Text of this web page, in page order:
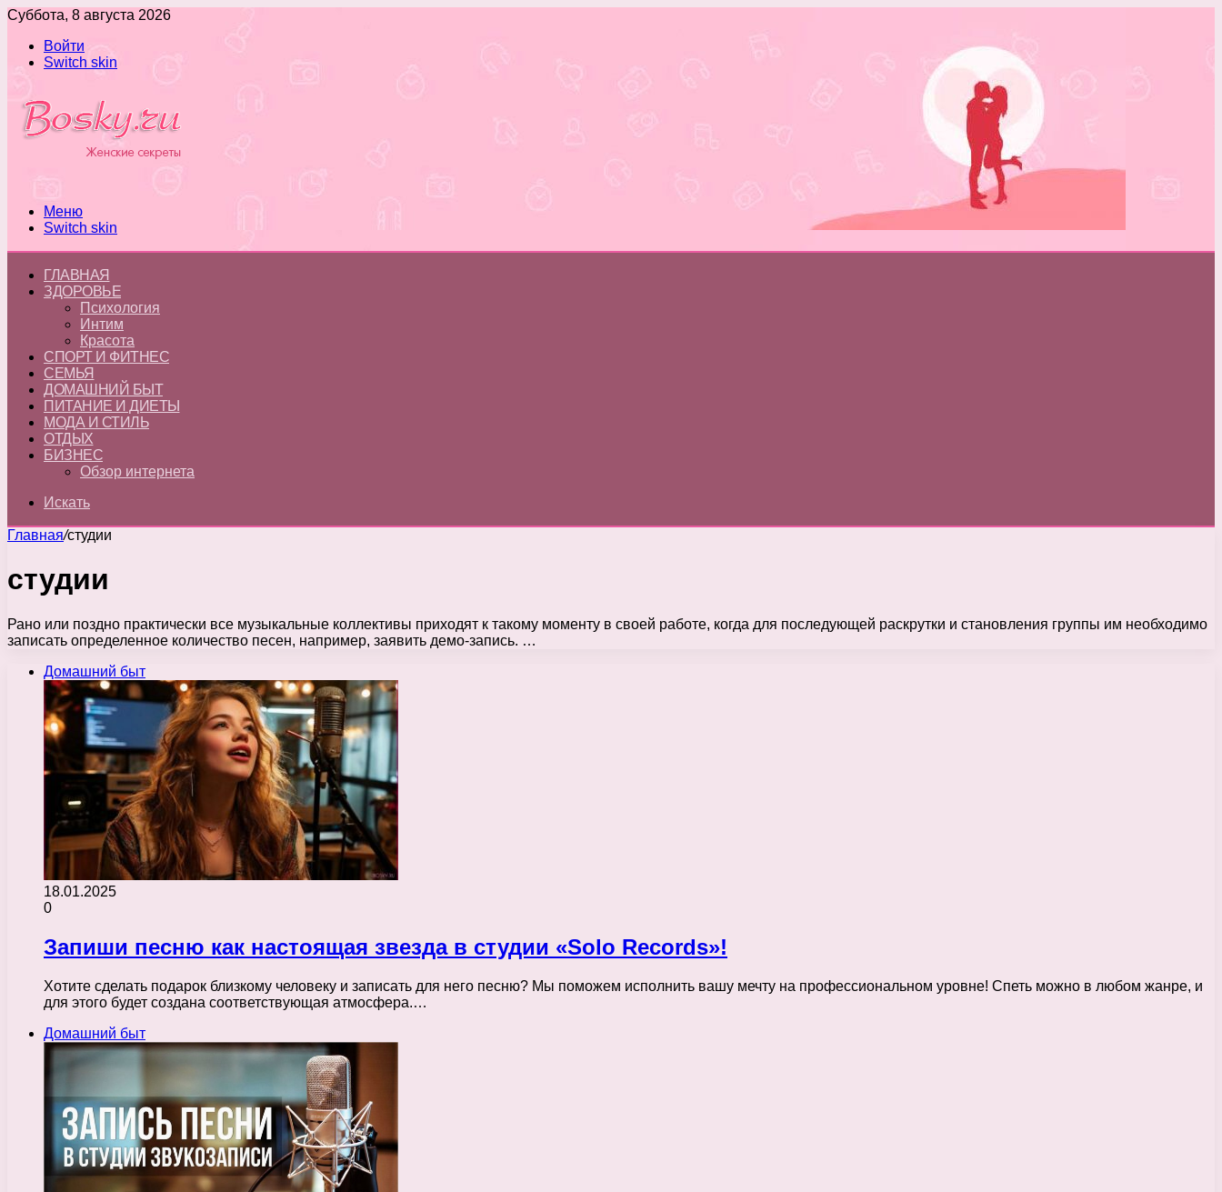
Суббота, 8 августа 2026
Войти
Switch skin
Меню
Switch skin
ГЛАВНАЯ
ЗДОРОВЬЕ
Психология
Интим
Красота
СПОРТ И ФИТНЕС
СЕМЬЯ
ДОМАШНИЙ БЫТ
ПИТАНИЕ И ДИЕТЫ
МОДА И СТИЛЬ
ОТДЫХ
БИЗНЕС
Обзор интернета
Искать
Главная/студии
студии
Рано или поздно практически все музыкальные коллективы приходят к такому моменту в своей работе, когда для последующей раскрутки и становления группы им необходимо
записать определенное количество песен, например, заявить демо-запись. …
Домашний быт
18.01.2025
0
Запиши песню как настоящая звезда в студии «Solo Records»!
Хотите сделать подарок близкому человеку и записать для него песню? Мы поможем исполнить вашу мечту на профессиональном уровне! Спеть можно в любом жанре, и
для этого будет создана соответствующая атмосфера.…
Домашний быт